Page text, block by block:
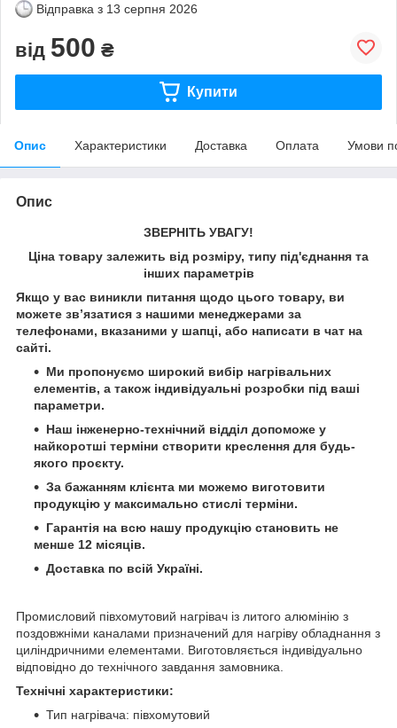
Відправка з 13 серпня 2026
від 500 ₴
Купити
Опис Характеристики Доставка Оплата Умови
Опис
ЗВЕРНІТЬ УВАГУ!
Ціна товару залежить від розміру, типу під'єднання та
інших параметрів
Якщо у вас виникли питання щодо цього товару, ви
можете зв’язатися з нашими менеджерами за
телефонами, вказаними у шапці, або написати в чат на
сайті.
Ми пропонуємо широкий вибір нагрівальних
елементів, а також індивідуальні розробки під ваші
параметри.
Наш інженерно-технічний відділ допоможе у
найкоротші терміни створити креслення для будь-
якого проєкту.
За бажанням клієнта ми можемо виготовити
продукцію у максимально стислі терміни.
Гарантія на всю нашу продукцію становить не
менше 12 місяців.
Доставка по всій Україні.
Промисловий півхомутовий нагрівач із литого алюмінію з
поздовжніми каналами призначений для нагріву обладнання з
циліндричними елементами. Виготовляється індивідуально
відповідно до технічного завдання замовника.
Технічні характеристики:
Тип нагрівача: півхомутовий